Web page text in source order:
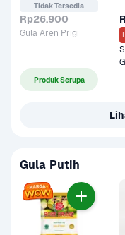
Tidak Tersedia
Rp26.900
Gula Aren Prigi
Produk Serupa
Gula Putih